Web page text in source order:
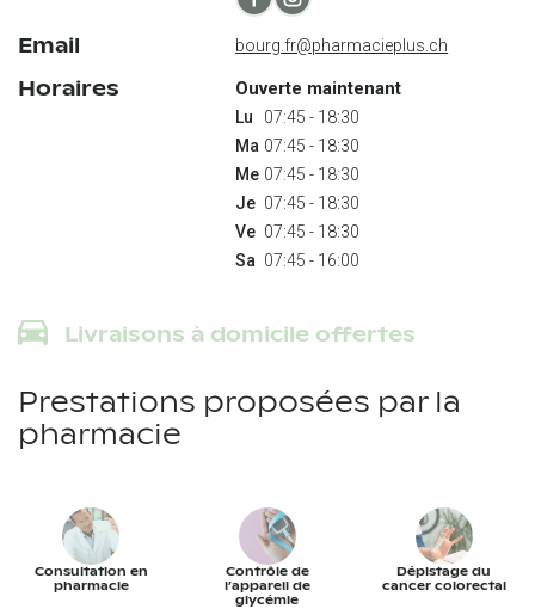
Email bourg.fr@pharmacieplus.ch
Horaires Ouverte maintenant
Lu
Ma
Me
Je
Ve
Sa 07:45 - 16:00
Livraisons à domicile offertes
Prestations proposées par la
pharmacie
Consultation en
pharmacie
Contrôle de
l’appareil de
glycémie
Dépistage du
cancer colorectal